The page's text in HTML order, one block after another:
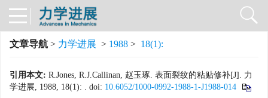
文章导航 > 力学进展 > 1988 > 18(1):
引用本文: R.Jones, R.J.Callinan, 赵玉琢. 表面裂纹的粘贴修补[J]. 力
学进展, 1988, 18(1): . doi: 10.6052/1000-0992-1988-1-J1988-014